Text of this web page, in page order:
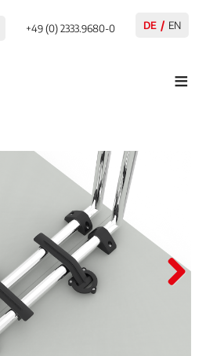
+49 (0) 2333.9680-0 DE EN
≡